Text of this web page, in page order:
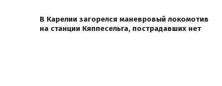
В Карелии загорелся маневровый локомотив
на станции Кяппесельга, пострадавших нет